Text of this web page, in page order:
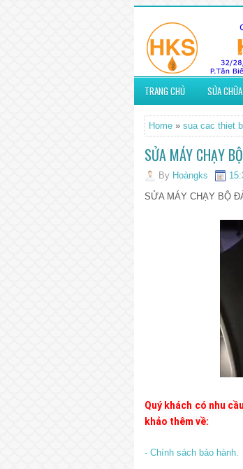
TRANG CHỦ SỬA
Home » sua cac thiet
SỬA MÁY CHẠY
By Hoàngks
SỬA MÁY CHẠY BỘ
Quý khách có nhu
khảo thêm về:
- Chính sách bảo hành.